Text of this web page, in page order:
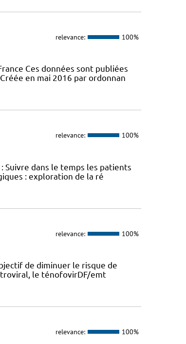
relevance: 100%
Ces données sont publiées
en mai 2016 par ordonnan
relevance: 100%
Suivre dans le temps les patients
: exploration de la ré
relevance: 100%
de diminuer le risque de
le ténofovirDF/emt
relevance: 100%